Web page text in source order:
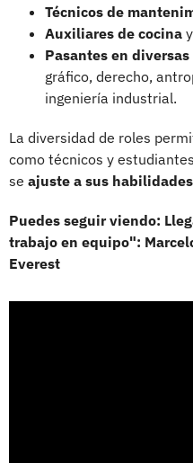
Técnicos de
Auxiliares de cocina
Pasantes en
gráfico, derecho,
ingeniería industrial.
La diversidad de roles
como técnicos y
se ajuste a sus
Puedes seguir viendo:
trabajo en equipo":
Everest